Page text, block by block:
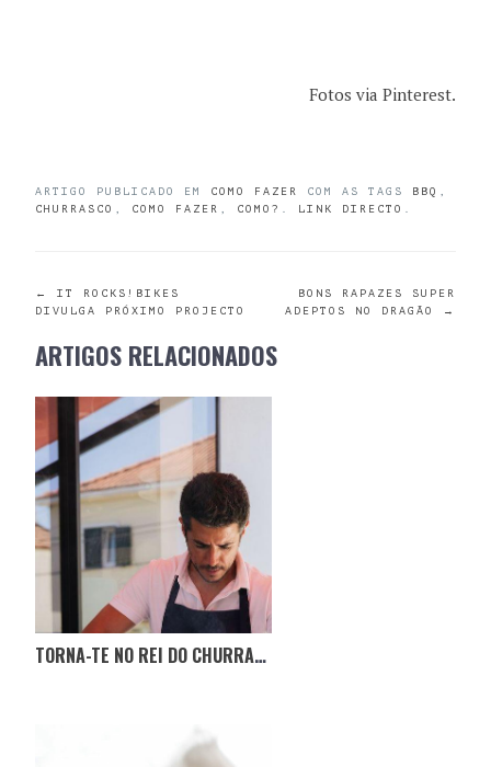
Fotos via Pinterest.
ARTIGO PUBLICADO EM COMO FAZER COM AS TAGS BBQ
CHURRASCO
COMO FAZER COMO? LINK DIRECTO
POST
NAVIGATION
←
IT ROCKS!BIKES
DIVULGA PRÓXIMO PROJECTO
BONS RAPAZES SUPER
ADEPTOS NO DRAGÃO
→
ARTIGOS RELACIONADOS
TORNA-TE NO REI DO CHURRASCO COM O MINICOOKSPOT